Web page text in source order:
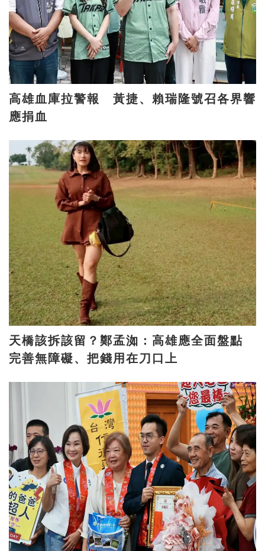
高雄血庫拉警報 黃捷、賴瑞隆號召各界響
應捐血
天橋該拆該留？鄭孟洳：高雄應全面盤點
完善無障礙、把錢用在刀口上